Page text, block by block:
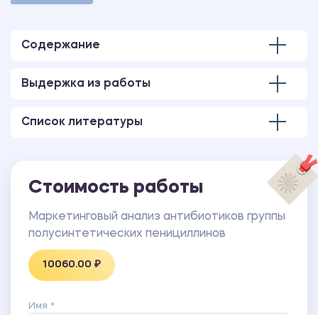
В работе также имеется презентация,
В работе также имеется следующее
Содержание
Выдержка из работы
Список литературы
Стоимость работы
Маркетинговый анализ антибиотиков группы
полусинтетических пенициллинов
10060.00 ₽
Имя *